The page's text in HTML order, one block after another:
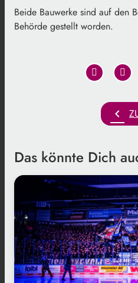
Beide Bauwerke sind auf den
Behörde gestellt worden.
chevron_left
Das könnte Dich